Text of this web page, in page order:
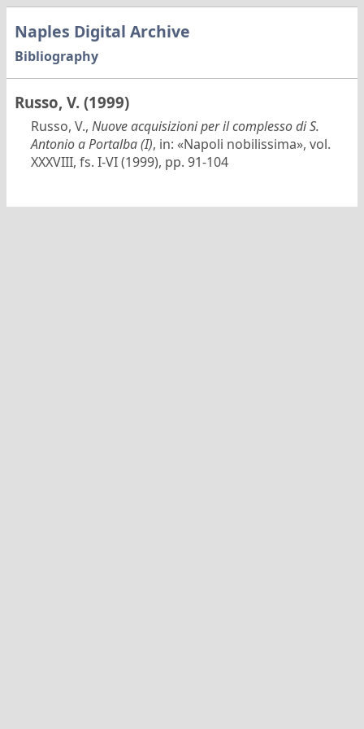
Naples Digital Archive
Bibliography
Russo, V. (1999)
Russo, V., Nuove acquisizioni per il complesso di S.
Antonio a Portalba (I), in: «Napoli nobilissima», vol.
XXXVIII, fs. I-VI (1999), pp. 91-104